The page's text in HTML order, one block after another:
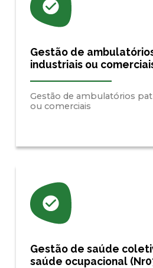
Gestão de
industriais ou
Gestão de ambulatórios
ou comerciais
Gestão de saúde
saúde ocupacional